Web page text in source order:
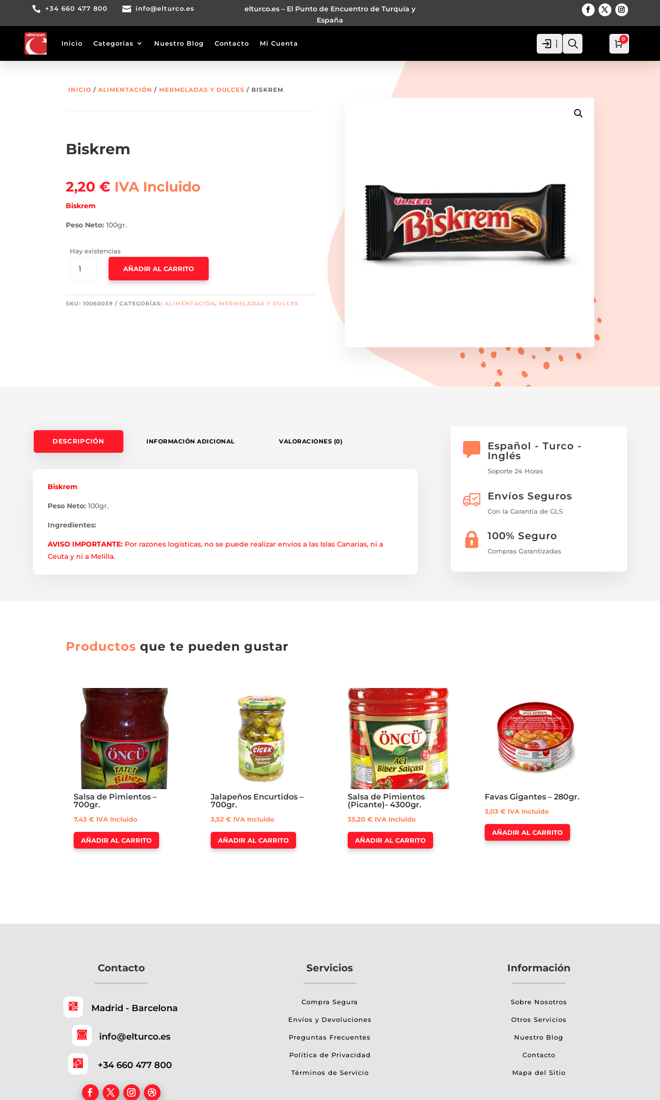
 +34 660 477 800  info@elturco.es
elturco.es – El Punto de Encuentro de Turquía y
España
Inicio Categorías Nuestro Blog Contacto Mi Cuenta Acceso
Acceso Carro
0
INICIO /ALIMENTACIÓN / MERMELADAS Y DULCES / BISKREM
Biskrem
2,20€ IVA Incluido
Biskrem
Peso Neto:100gr.
Hay existencias
CANTIDAD
AÑADIR AL CARRITO
SKU:10060039 CATEGORÍAS:ALIMENTACIÓN, MERMELADAS Y DULCES
DESCRIPCIÓN INFORMACIÓN ADICIONAL VALORACIONES (0)
Biskrem
Peso Neto:100gr.
Ingredientes:
AVISO IMPORTANTE: Por razones logísticas, no se puede realizar envíos a las Islas Canarias, ni a
Ceuta y ni a Melilla.
Español - Turco -
Inglés
Soporte 24 Horas
Envíos Seguros
Con la Garantía de GLS
100% Seguro
Compras Garantizadas
Productosque te pueden gustar
Salsa de Pimientos –
700gr.
7,43€ IVA Incluido
AÑADIR AL CARRITO
Jalapeños Encurtidos –
700gr.
3,52€ IVA Incluido
AÑADIR AL CARRITO
Salsa de Pimientos
(Picante)- 4300gr.
35,20€ IVA Incluido
AÑADIR AL CARRITO
Favas Gigantes – 280gr.
3,03€ IVA Incluido
AÑADIR AL CARRITO
Contacto
Madrid - Barcelona
info@elturco.es
+34 660 477 800
Servicios
Compra Segura
Envíos y Devoluciones
Preguntas Frecuentes
Política de Privacidad
Términos de Servicio
Información
Sobre Nosotros
Otros Servicios
Nuestro Blog
Contacto
Mapa del Sitio